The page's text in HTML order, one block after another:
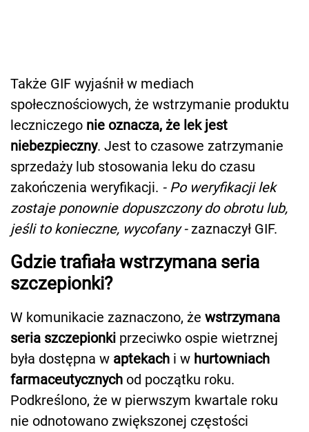
Także GIF wyjaśnił w mediach
społecznościowych, że wstrzymanie produktu
leczniczego nie oznacza, że lek jest
niebezpieczny. Jest to czasowe zatrzymanie
sprzedaży lub stosowania leku do czasu
zakończenia weryfikacji. - Po weryfikacji lek
zostaje ponownie dopuszczony do obrotu lub,
jeśli to konieczne, wycofany -zaznaczył GIF.
Gdzie trafiała wstrzymana seria
szczepionki?
W komunikacie zaznaczono, że wstrzymana
seria szczepionki przeciwko ospie wietrznej
była dostępna w aptekach i w hurtowniach
farmaceutycznych od początku roku.
Podkreślono, że w pierwszym kwartale roku
nie odnotowano zwiększonej częstości